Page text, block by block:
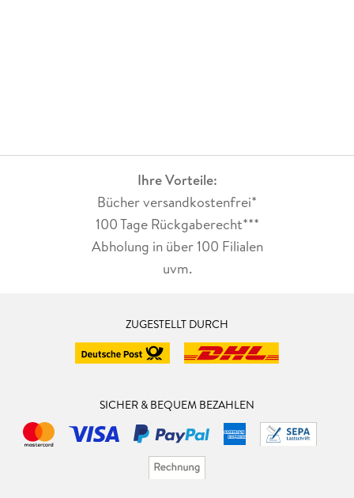
Ihre Vorteile:
Bücher versandkostenfrei*
100 Tage Rückgaberecht***
Abholung in über 100 Filialen
uvm.
ZUGESTELLT DURCH
SICHER & BEQUEM BEZAHLEN